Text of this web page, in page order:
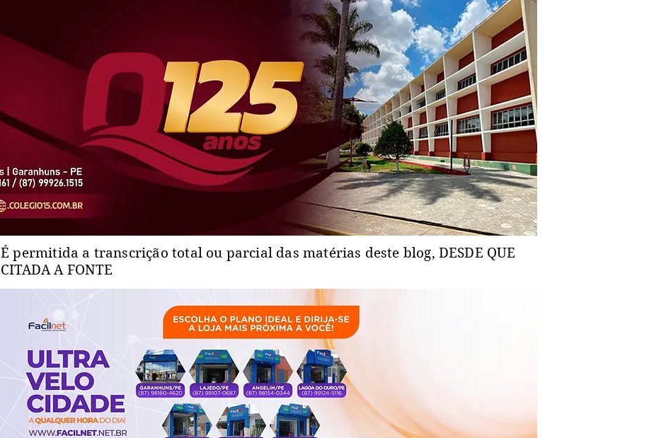
É permitida a transcrição total ou parcial das matérias deste blog, DESDE QUE
CITADA A FONTE